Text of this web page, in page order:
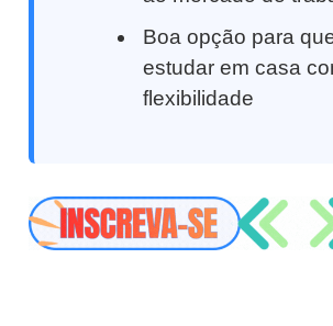
Boa opção para
estudar em casa
flexibilidade